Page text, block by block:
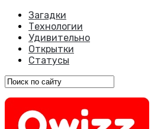
Загадки
Технологии
Удивительно
Открытки
Статусы